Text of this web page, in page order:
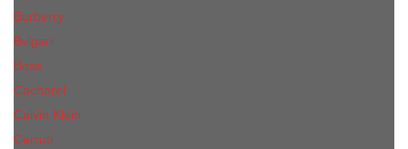
Burberry
Bvlgari
Boss
Cacharel
Calvin Klein
Cerruti